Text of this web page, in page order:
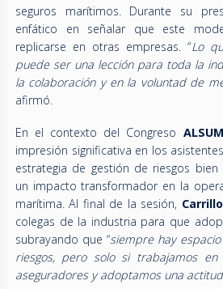
seguros marítimos. Durante su
enfático en señalar que este
replicarse en otras empresas. “Lo
puede ser una lección para toda la
la colaboración y en la voluntad de
afirmó.
En el contexto del Congreso ALSUM
impresión significativa en los
estrategia de gestión de riesgos
un impacto transformador en la
marítima. Al final de la sesión, Carrillo
colegas de la industria para que
subrayando que “siempre hay
riesgos, pero solo si trabajamos en
aseguradores y adoptamos una